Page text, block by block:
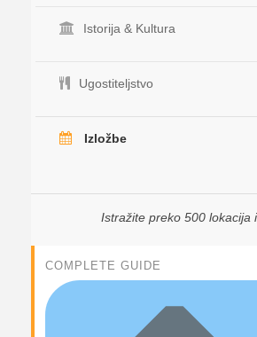
Istorija & Kultura
Ugostiteljstvo
Izložbe
Istražite preko 500 lokacija i
COMPLETE GUIDE